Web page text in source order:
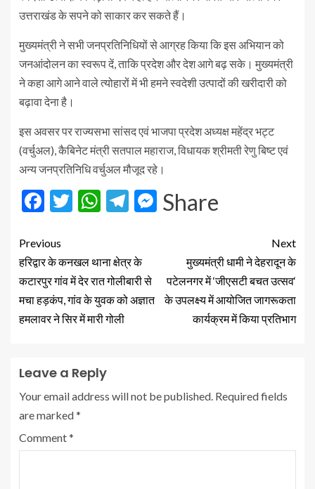
उत्तराखंड के सपने को साकार कर सकते हैं।
मुख्यमंत्री ने सभी जनप्रतिनिधियों से आग्रह किया कि इस अभियान को
जनआंदोलन का स्वरूप दें, ताकि प्रदेश और देश आगे बढ़ सके। मुख्यमंत्री
ने कहा आगे आने वाले त्योहारों में भी हमने स्वदेशी उत्पादों की खरीदारी को
बढ़ावा देना है।
इस अवसर पर राज्यसभा सांसद एवं भाजपा प्रदेश अध्यक्ष महेंद्र भट्ट
(वर्चुअल), कैबिनेट मंत्री सतपाल महाराज, विधायक श्रीमती रेणु बिष्ट एवं
अन्य जनप्रतिनिधि वर्चुअल मौजूद रहे।
Facebook
Twitter
WhatsApp
Telegram
Messenger
Share
Previous
हरिद्वार के कनखल थाना क्षेत्र के
कटारपुर गांव में देर रात गोलीबारी से
मचा हड़कंप, गांव के युवक को अज्ञात
हमलावर ने सिर में मारी गोली
Next
मुख्यमंत्री धामी ने देहरादून के
पटेलनगर में ‘जीएसटी बचत उत्सव‘
के उपलक्ष्य में आयोजित जागरूकता
कार्यक्रम में किया प्रतिभाग
Leave a Reply
Your email address will not be published. Required fields
are marked*
Comment*